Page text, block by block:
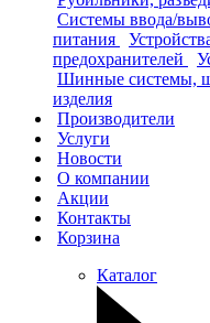
Системы ввода/
питания
предохранителей
Шинные системы,
изделия
Производители
Услуги
Новости
О компании
Акции
Контакты
Корзина
Каталог